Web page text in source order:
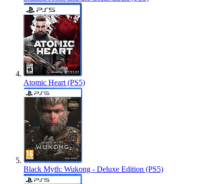
Atomic Heart (PS5)
Black Myth: Wukong - Deluxe Edition (PS5)